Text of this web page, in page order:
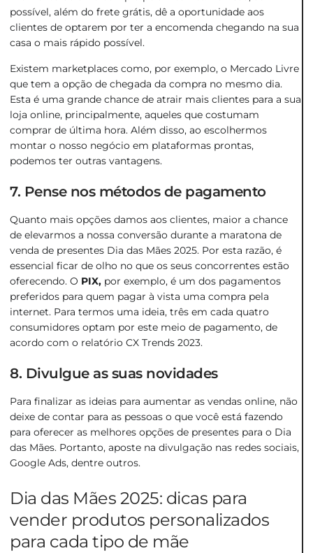
possível, além do frete grátis, dê a oportunidade aos
clientes de optarem por ter a encomenda chegando na sua
casa o mais rápido possível.
Existem marketplaces como, por exemplo, o Mercado Livre
que tem a opção de chegada da compra no mesmo dia.
Esta é uma grande chance de atrair mais clientes para a sua
loja online, principalmente, aqueles que costumam
comprar de última hora. Além disso, ao escolhermos
montar o nosso negócio em plataformas prontas,
podemos ter outras vantagens.
7. Pense nos métodos de pagamento
Quanto mais opções damos aos clientes, maior a chance
de elevarmos a nossa conversão durante a maratona de
venda de presentes Dia das Mães 2025. Por esta razão, é
essencial ficar de olho no que os seus concorrentes estão
oferecendo. O PIX, por exemplo, é um dos pagamentos
preferidos para quem pagar à vista uma compra pela
internet. Para termos uma ideia, três em cada quatro
consumidores optam por este meio de pagamento, de
acordo com o relatório CX Trends 2023.
8. Divulgue as suas novidades
Para finalizar as ideias para aumentar as vendas online, não
deixe de contar para as pessoas o que você está fazendo
para oferecer as melhores opções de presentes para o Dia
das Mães. Portanto, aposte na divulgação nas redes sociais,
Google Ads, dentre outros.
Dia das Mães 2025: dicas para
vender produtos personalizados
para cada tipo de mãe